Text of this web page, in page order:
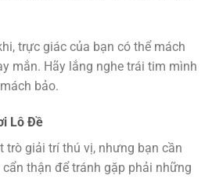
trực giác của bạn có thể mách
mắn. Hãy lắng nghe trái tim mình
bảo.
Lô Đề
trò giải trí thú vị, nhưng bạn cần
thận để tránh gặp phải những